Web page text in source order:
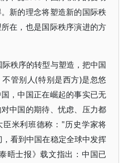
新的理念将塑造新的国际秩
在，也是国际秩序演进的方
秩序的转型与塑造，把中国
管别人(特别是西方)是忽悠
，中国正在崛起的事实已无
中国的期待、忧虑、压力都
米利班德称："历史学家将
看到中国在稳定全球中发挥
晤士报》载文指出：中国已